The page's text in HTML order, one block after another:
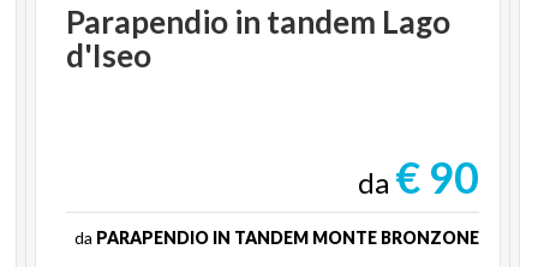
Parapendio in tandem Lago
d'Iseo
da € 90
da PARAPENDIO IN TANDEM MONTE BRONZONE